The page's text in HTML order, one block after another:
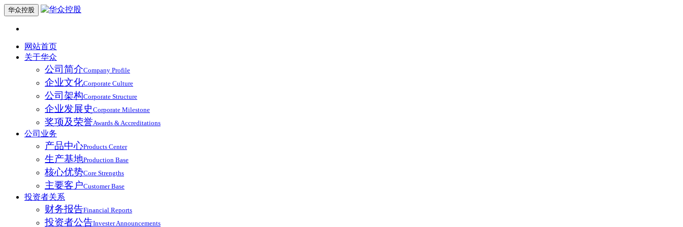
华众控股
网站首页
关于华众
公司简介Company Profile
企业文化Corporate Culture
公司架构Corporate Structure
企业发展史 Corporate Milestone
奖项及荣誉Awards & Accreditations
公司业务
产品中心Products Center
生产基地Production Base
核心优势Core Strengths
主要客户Customer Base
投资者关系
财务报告Financial Reports
投资者公告Invester Announcements